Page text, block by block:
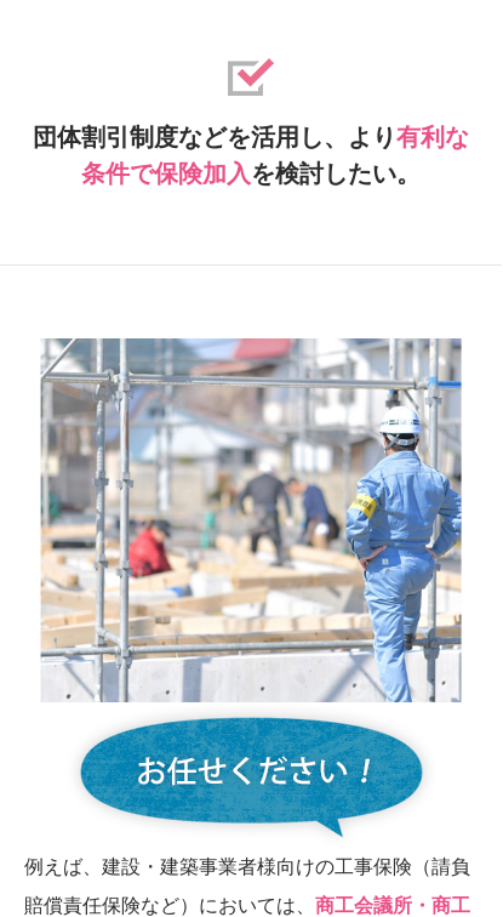
団体割引制度などを活用し、より有利な
条件で保険加入 を検討したい。
例えば、建設・建築事業者様向けの工事保険（請負
賠償責任保険など）においては、 商工会議所・商工